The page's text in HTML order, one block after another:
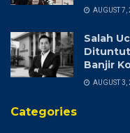
AUGUST 7,
Salah
Dituntut
Banjir
AUGUST 3,
Categories